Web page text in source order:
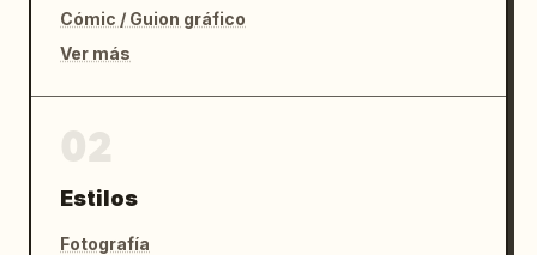
Cómic / Guion gráfico
Ver más
Estilos
Fotografía